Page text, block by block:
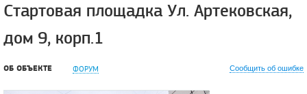
Стартовая площадка Ул. Артековская,
дом 9, корп.1
ОБ ОБЪЕКТЕ ФОРУМ Сообщить об ошибке